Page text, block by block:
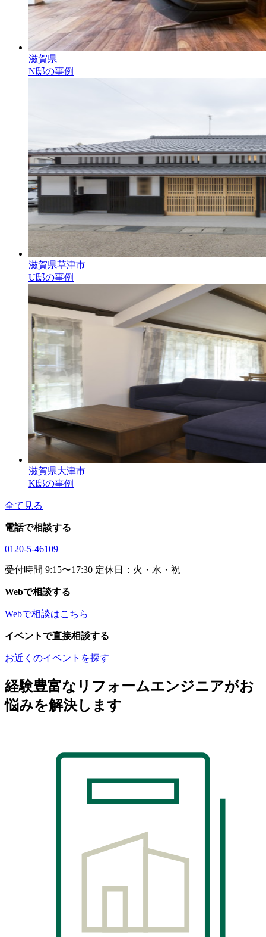
滋賀県
N邸の事例
滋賀県草津市
U邸の事例
滋賀県大津市
K邸の事例
全て見る
電話で相談する
0120-5-46109
受付時間 9:15〜17:30 定休日：火・水・祝
Webで相談する
Webで相談はこちら
イベントで直接相談する
お近くのイベントを探す
経験豊富なリフォームエンジニアがお
悩みを解決します